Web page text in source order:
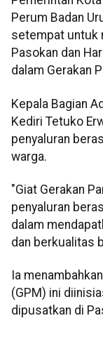
Perum Badan
setempat untuk
Pasokan dan
dalam Gerakan
Kepala Bagian
Kediri Tetuko
penyaluran
warga.
"Giat Gerakan
penyaluran
dalam
dan berkualitas
Ia
(GPM) ini
dipusatkan di